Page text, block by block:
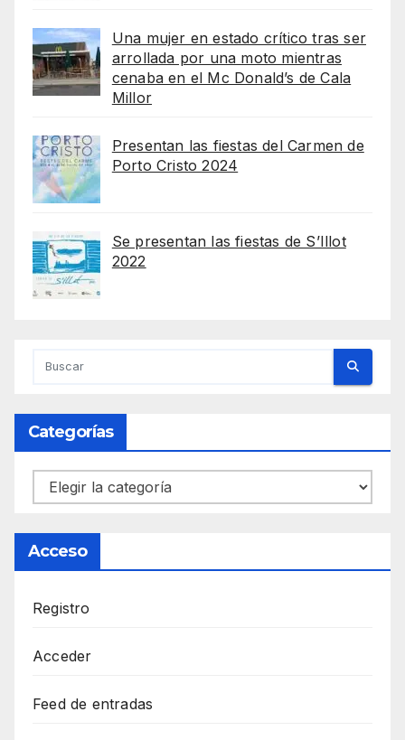
Una mujer en estado crítico tras ser
arrollada por una moto mientras
cenaba en el Mc Donald’s de Cala
Millor
Presentan las fiestas del Carmen de
Porto Cristo 2024
Se presentan las fiestas de S’Illot
2022
Categorías
Categorías
Acceso
Registro
Acceder
Feed de entradas